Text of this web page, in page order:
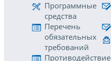
Программные
средства
Перечень
обязательных
требований
Противодействие